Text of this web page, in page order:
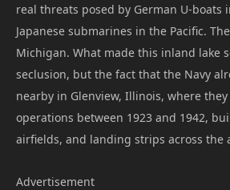
real threats posed by German U-boats
Japanese submarines in the Pacific.
Michigan. What made this inland lake
seclusion, but the fact that the Navy
nearby in Glenview, Illinois, where
operations between 1923 and 1942,
airfields, and landing strips across the
Advertisement